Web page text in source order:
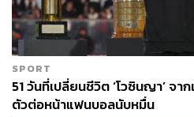
THE
SPORT
51 วันที่เปลี่ยนชีวิต ‘โวซินญา’ จา
ตัวต่อหน้าแฟนบอลนับหมื่น